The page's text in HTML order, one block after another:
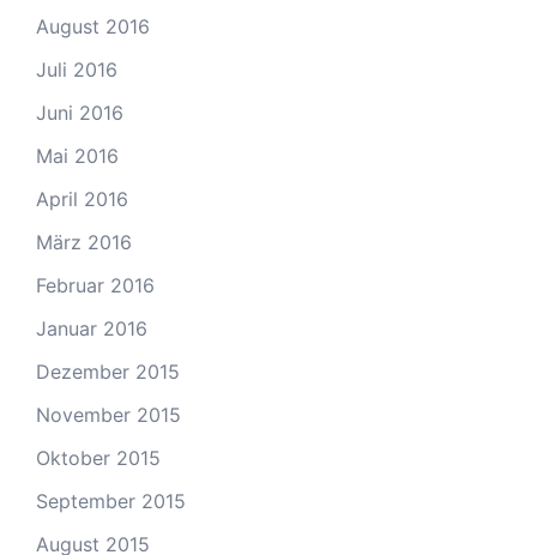
August 2016
Juli 2016
Juni 2016
Mai 2016
April 2016
März 2016
Februar 2016
Januar 2016
Dezember 2015
November 2015
Oktober 2015
September 2015
August 2015